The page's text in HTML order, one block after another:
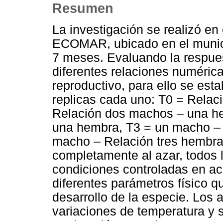
Resumen
La investigación se realizó
ECOMAR, ubicado en el
7 meses. Evaluando la
diferentes relaciones
reproductivo, para ello se
replicas cada uno: T0 =
Relación dos machos – una
una hembra, T3 = un macho
macho – Relación tres
completamente al azar,
condiciones controladas en
diferentes parámetros físico
desarrollo de la especie. Los
variaciones de temperatura y